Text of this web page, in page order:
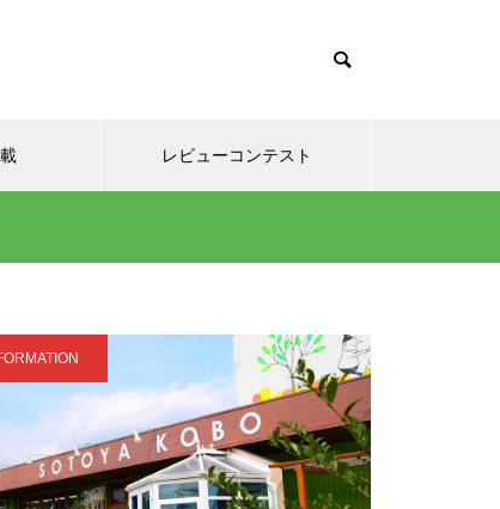
レビューコンテスト